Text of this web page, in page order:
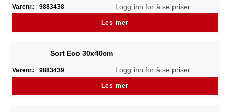
Varenr.: 9883438 Logg inn for å se priser
Les mer
Sort Eco 30x40cm
Varenr.: 9883439 Logg inn for å se priser
Les mer